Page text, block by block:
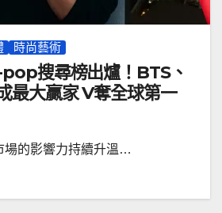
時尚藝術
搜尋榜出爐！BTS、
最大贏家 V奪全球第一
場的影響力持續升溫…